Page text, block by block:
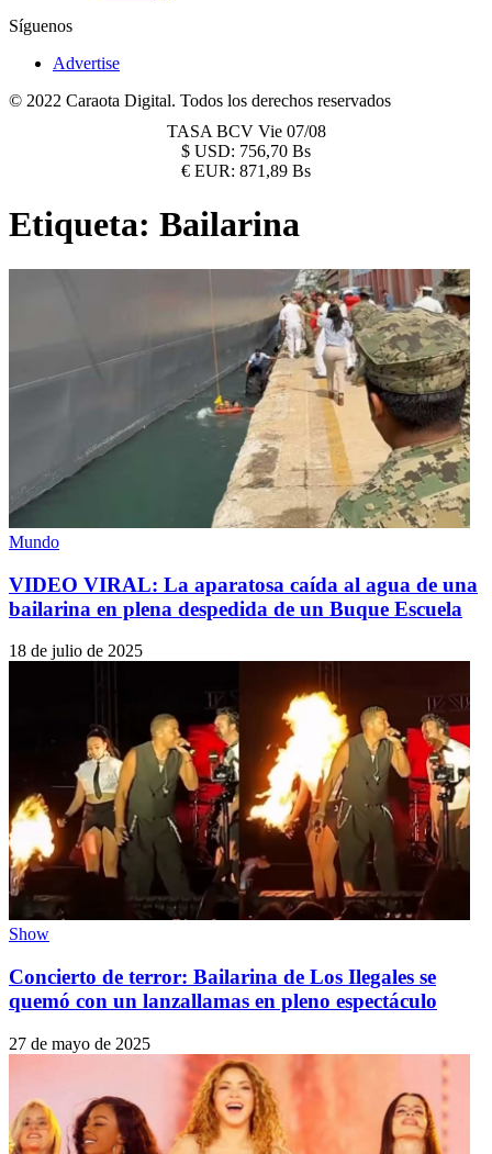
Síguenos
Advertise
© 2022 Caraota Digital. Todos los derechos reservados
TASA BCV Vie 07/08
$ USD: 756,70 Bs
€ EUR: 871,89 Bs
Etiqueta: Bailarina
Mundo
VIDEO VIRAL: La aparatosa caída al agua de una
bailarina en plena despedida de un Buque Escuela
18 de julio de 2025
Show
Concierto de terror: Bailarina de Los Ilegales se
quemó con un lanzallamas en pleno espectáculo
27 de mayo de 2025